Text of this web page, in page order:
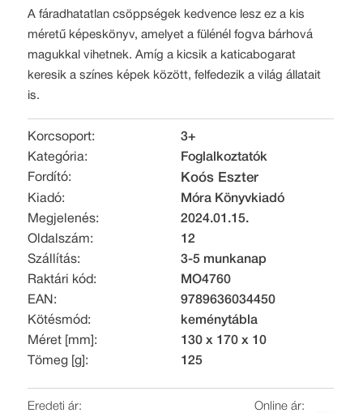
A fáradhatatlan csöppségek kedvence lesz ez a kis
méretű képeskönyv, amelyet a fülénél fogva bárhová
magukkal vihetnek. Amíg a kicsik a katicabogarat
keresik a színes képek között, felfedezik a világ állatait
is.
Korcsoport:
3+
Kategória:
Foglalkoztatók
Fordító:
Koós Eszter
Kiadó:
Móra Könyvkiadó
Megjelenés:
2024.01.15.
Oldalszám:
12
Szállítás:
3-5 munkanap
Raktári kód:
MO4760
EAN:
9789636034450
Kötésmód:
keménytábla
Méret [mm]:
130 x 170 x 10
Tömeg [g]:
125
Eredeti ár:
Online ár: